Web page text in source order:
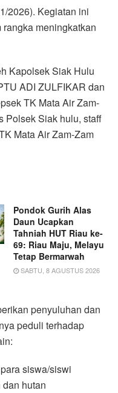
2026). Kegiatan ini
meningkatkan
Kapolsek Siak Hulu
ADI ZULFIKAR dan
TK Mata Air Zam-
Polsek Siak hulu, staff
Mata Air Zam-Zam
Pondok Gurih Alas
Daun Ucapkan
Tahniah HUT Riau ke-
69: Riau Maju, Melayu
Tetap Bermarwah
SABTU, 8 AGUSTUS 2026
penyuluhan dan
peduli terhadap
siswa/siswi
hutan